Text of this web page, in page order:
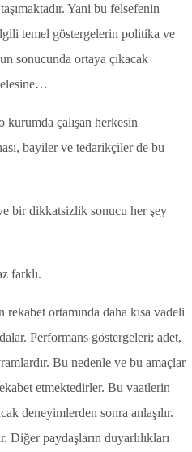
Yani bu felsefenin
temel göstergelerin politika ve
sonucunda ortaya çıkacak
kurumda çalışan herkesin
bayiler ve tedarikçiler de bu
bir dikkatsizlik sonucu her şey
farklı.
ortamında daha kısa vadeli
Performans göstergeleri; adet,
Bu nedenle ve bu amaçlar
etmektedirler. Bu vaatlerin
deneyimlerden sonra anlaşılır.
paydaşların duyarlılıkları